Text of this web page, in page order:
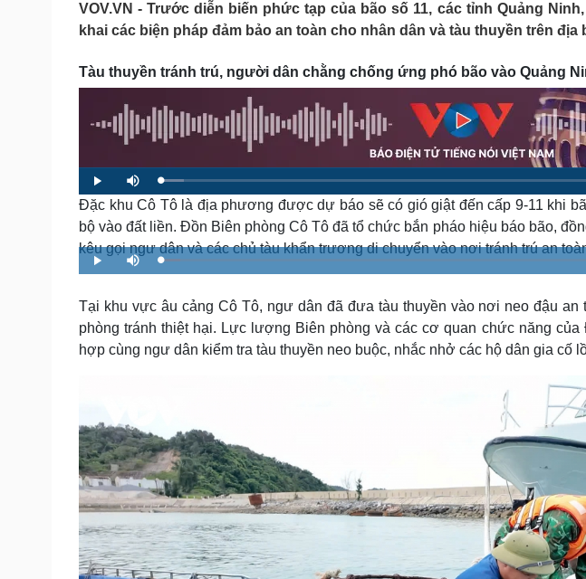
Pháp luật
Vụ án
Tư vấn luật
Quân sự - Quốc phòng
Vũ khí
Phân tích
Thể thao
Bóng đá
Thế giới thể thao
eSports
Hậu trường
Sức khỏe
Cây thuốc
Sản phụ khoa
Nhi khoa
Nam khoa
Làm đẹp - giảm cân
Phòng mạch online
Đời sống
Blog
Tình yêu - Gia đình
Văn hóa
Sân khấu - Điện ảnh
Văn học
Âm nhạc
Di sản
Cải chính
VOV.VN - Trước diễn biến phức tạp của bão số 11, các tỉnh Quảng
khai các biện pháp đảm bảo an toàn cho nhân dân và tàu thuyền trên địa
Tàu thuyền tránh trú, người dân chằng chống ứng phó bão vào Quảng
P
l
a
y
M
u
L
o
a
d
d
3
.
6
Đặc khu Cô Tô là địa phương được dự báo sẽ có gió giật đến cấp 9-11 khi
bộ vào đất liền. Đồn Biên phòng Cô Tô đã tổ chức bắn pháo hiệu báo bão,
kêu gọi ngư dân và các chủ tàu khẩn trương di chuyển vào nơi tránh trú an
P
l
M
u
L
o
d
3
.
4
6
Tại khu vực âu cảng Cô Tô, ngư dân đã đưa tàu thuyền vào nơi neo đậu an
phòng tránh thiệt hại. Lực lượng Biên phòng và các cơ quan chức năng
hợp cùng ngư dân kiểm tra tàu thuyền neo buộc, nhắc nhở các hộ dân gia cố